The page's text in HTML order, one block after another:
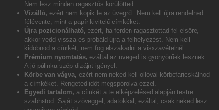
Nem lesz minden ragasztós körülötted.
Vízálló, ezért nem kopik le az üvegről. Nem kell újra rendelned
félévente, mint a papír kivitelű címkéket.
Újra pozicionálható, ezért, ha ferdén ragasztottad fel elsőre,
akkor vedd vissza és próbáld újra a felhelyezést. Nem kell
kidobnod a címkét, nem fog elszakadni a visszavételnél.
Prémium nyomtatás, ezáltal az üveged is gyönyörűek lesznek.
A jó pálinka szép dizájnt igényel.
Körbe van vágva, ezért nem neked kell ollóval körbefaricskálnod
a címkéket. Rengeted időt megspórolva ezzel.
Egyedi tartalom, a címkét a te elképzelésed alapján testre
szabhatod. Saját szöveggel, adatokkal, ezáltal, csak neked lesz